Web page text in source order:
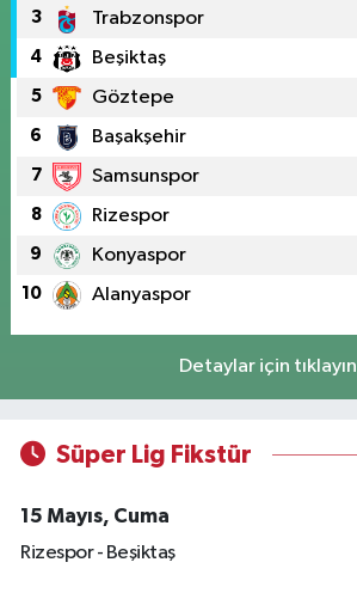
3 Trabzonspor
4 Beşiktaş
5 Göztepe
6 Başakşehir
7 Samsunspor
8 Rizespor
9 Konyaspor
10 Alanyaspor
Detaylar için tıklayın
Süper Lig Fikstür
15 Mayıs, Cuma
Rizespor - Beşiktaş